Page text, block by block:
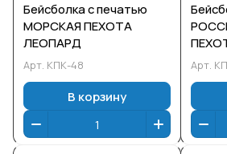
Бейсболка с печатью
МОРСКАЯ ПЕХОТА
ЛЕОПАРД
Арт. КПК-48
В корзину
Арт.